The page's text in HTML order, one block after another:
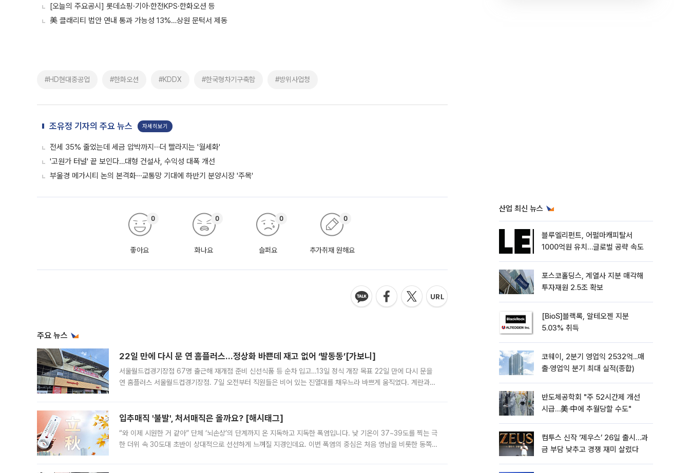
[오늘의 주요공시] 롯데쇼핑·기아·한전KPS·한화오션 등
美 클래리티 법안 연내 통과 가능성 13%…상원 문턱서 제동
#HD현대중공업 #한화오션 #KDDX #한국형차기구축함 #방위사업청
조유정 기자의 주요 뉴스 자세히보기
전세 35% 줄었는데 세금 압박까지⋯더 빨라지는 '월세화'
'고원가 터널' 끝 보인다…대형 건설사, 수익성 대폭 개선
부울경 메가시티 논의 본격화⋯교통망 기대에 하반기 분양시장 '주목'
좋아요
0
화나요
0
슬퍼요
0
추가취재 원해요
0
주요 뉴스
22일 만에 다시 문 연 홈플러스…정상화 바쁜데 재고 없어 ‘발동동’[가보니]
서울월드컵경기장점 67명 출근해 재개점 준비 신선식품 등 순차 입고…13일 정식 개장 목표 22일 만에 다시 문을
연 홈플러스 서울월드컵경기장점. 7일 오전부터 직원들은 비어 있는 진열대를 채우느라 바쁘게 움직였다. 계란과
입추매직 '불발', 처서매직은 올까요? [해시태그]
“와 이제 시원한 거 같아” 단체 ‘뇌손상’의 단계까지 온 지독하고 지독한 폭염입니다. 낮 기온이 37~39도를 찍는 극
한 더위 속 30도대 초반이 상대적으로 선선하게 느껴질 지경인데요. 이번 폭염의 중심은 처음 영남을 비롯한 동쪽
산업 최신 뉴스
블루엘리펀트, 어펄마캐피탈서
1000억원 유치…글로벌 공략 속도
포스코홀딩스, 계열사 지분 매각해
투자재원 2.5조 확보
[BioS]블랙록, 알테오젠 지분
5.03% 취득
코웨이, 2분기 영업익 2532억...매
출·영업익 분기 최대 실적(종합)
반도체공학회 "주 52시간제 개선
시급…美·中에 추월당할 수도"
컴투스 신작 ‘제우스’ 26일 출시…과
금 부담 낮추고 경쟁 재미 살렸다